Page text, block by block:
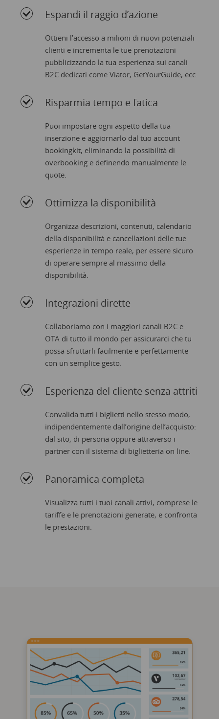
Espandi il raggio d’azione
Ottieni l’accesso a milioni di nuovi potenziali
clienti e incrementa le tue prenotazioni
pubblicizzando la tua esperienza sui canali
B2C dedicati come Viator, GetYourGuide, ecc.
Risparmia tempo e fatica
Puoi impostare ogni aspetto della tua
inserzione e aggiornarlo dal tuo account
bookingkit, eliminando la possibilità di
overbooking e definendo manualmente le
quote.
Ottimizza la disponibilità
Organizza descrizioni, contenuti, calendario
della disponibilità e cancellazioni delle tue
esperienze in tempo reale, per essere sicuro
di operare sempre al massimo della
disponibilità.
Integrazioni dirette
Collaboriamo con i maggiori canali B2C e
OTA di tutto il mondo per assicurarci che tu
possa sfruttarli facilmente e perfettamente
con un semplice gesto.
Esperienza del cliente senza attriti
Convalida tutti i biglietti nello stesso modo,
indipendentemente dall’origine dell’acquisto:
dal sito, di persona oppure attraverso i
partner con il sistema di biglietteria on line.
Panoramica completa
Visualizza tutti i tuoi canali attivi, comprese le
tariffe e le prenotazioni generate, e confronta
le prestazioni.